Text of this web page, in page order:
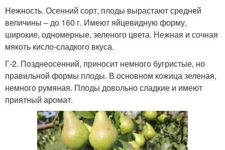
Нежность. Осенний сорт, плоды вырастают средней
величины – до 160 г. Имеют яйцевидную форму,
широкие, одномерные, зеленого цвета. Нежная и сочная
мякоть кисло-сладкого вкуса.
Г-2. Позднеосенний, приносит немного бугристые, но
правильной формы плоды. В основном кожица зеленая,
немного румяная. Плоды довольно сладкие и имеют
приятный аромат.